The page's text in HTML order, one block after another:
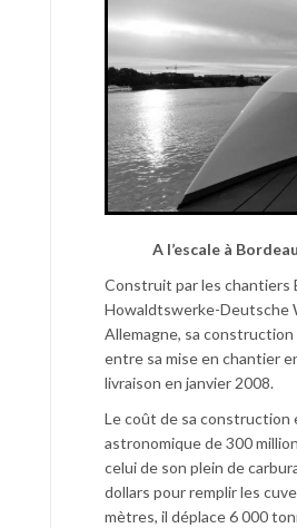
A l’escale à
Construit par les chantiers
Howaldtswerke-Deutsche
Allemagne, sa
entre sa mise en chantier
livraison en janvier 2008.
Le coût de sa
astronomique de 300
celui de son plein de
dollars pour remplir les
mètres, il déplace 6 000